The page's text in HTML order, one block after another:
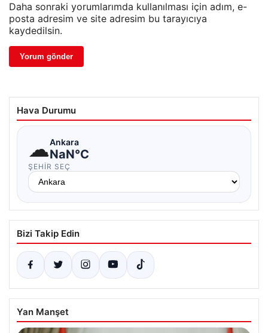
Daha sonraki yorumlarımda kullanılması için adım, e-
posta adresim ve site adresim bu tarayıcıya
kaydedilsin.
Hava Durumu
☁Ankara
NaN°C
ŞEHIR SEÇ
Bizi Takip Edin
Yan Manşet